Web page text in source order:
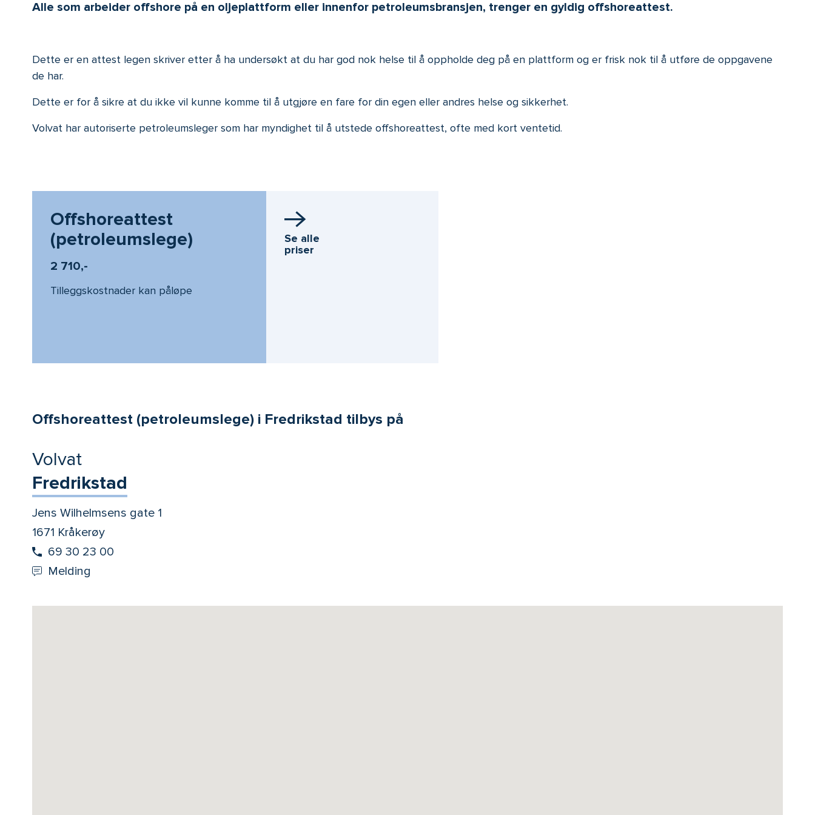
Alle som arbeider offshore på en oljeplattform eller innenfor petroleumsbransjen, trenger en gyldig offshoreattest.
Dette er en attest legen skriver etter å ha undersøkt at du har god nok helse til å oppholde deg på en plattform og er frisk nok til å utføre de oppgavene
de har.
Dette er for å sikre at du ikke vil kunne komme til å utgjøre en fare for din egen eller andres helse og sikkerhet.
Volvat har autoriserte petroleumsleger som har myndighet til å utstede offshoreattest, ofte med kort ventetid.
Offshoreattest
(petroleumslege)
2 710,-
Tilleggskostnader kan påløpe
Se alle
priser
Offshoreattest (petroleumslege) i Fredrikstad tilbys på
Volvat
Fredrikstad
Jens Wilhelmsens gate 1
1671 Kråkerøy
69 30 23 00
Melding